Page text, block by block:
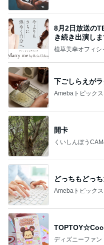
8月2日放送の
き続き出演しま
植草美幸オフィ
下ごしらえが
Amebaトピックス
開卡
くいしんぼう
どっちもどっ
Amebaトピックス
ディズニーファ